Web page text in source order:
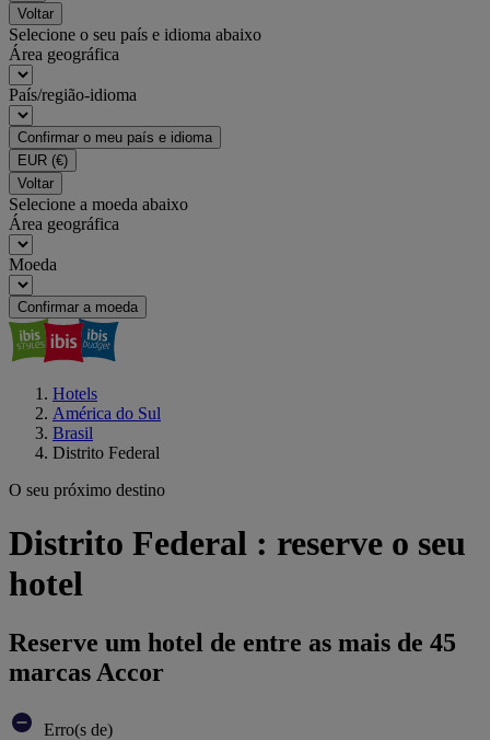
Voltar
Selecione o seu país e idioma abaixo
Área geográfica
País/região-idioma
Confirmar o meu país e idioma
EUR (€)
Voltar
Selecione a moeda abaixo
Área geográfica
Moeda
Confirmar a moeda
Hotels
América do Sul
Brasil
Distrito Federal
O seu próximo destino
Distrito Federal : reserve o seu
hotel
Reserve um hotel de entre as mais de 45
marcas Accor
Erro(s de)